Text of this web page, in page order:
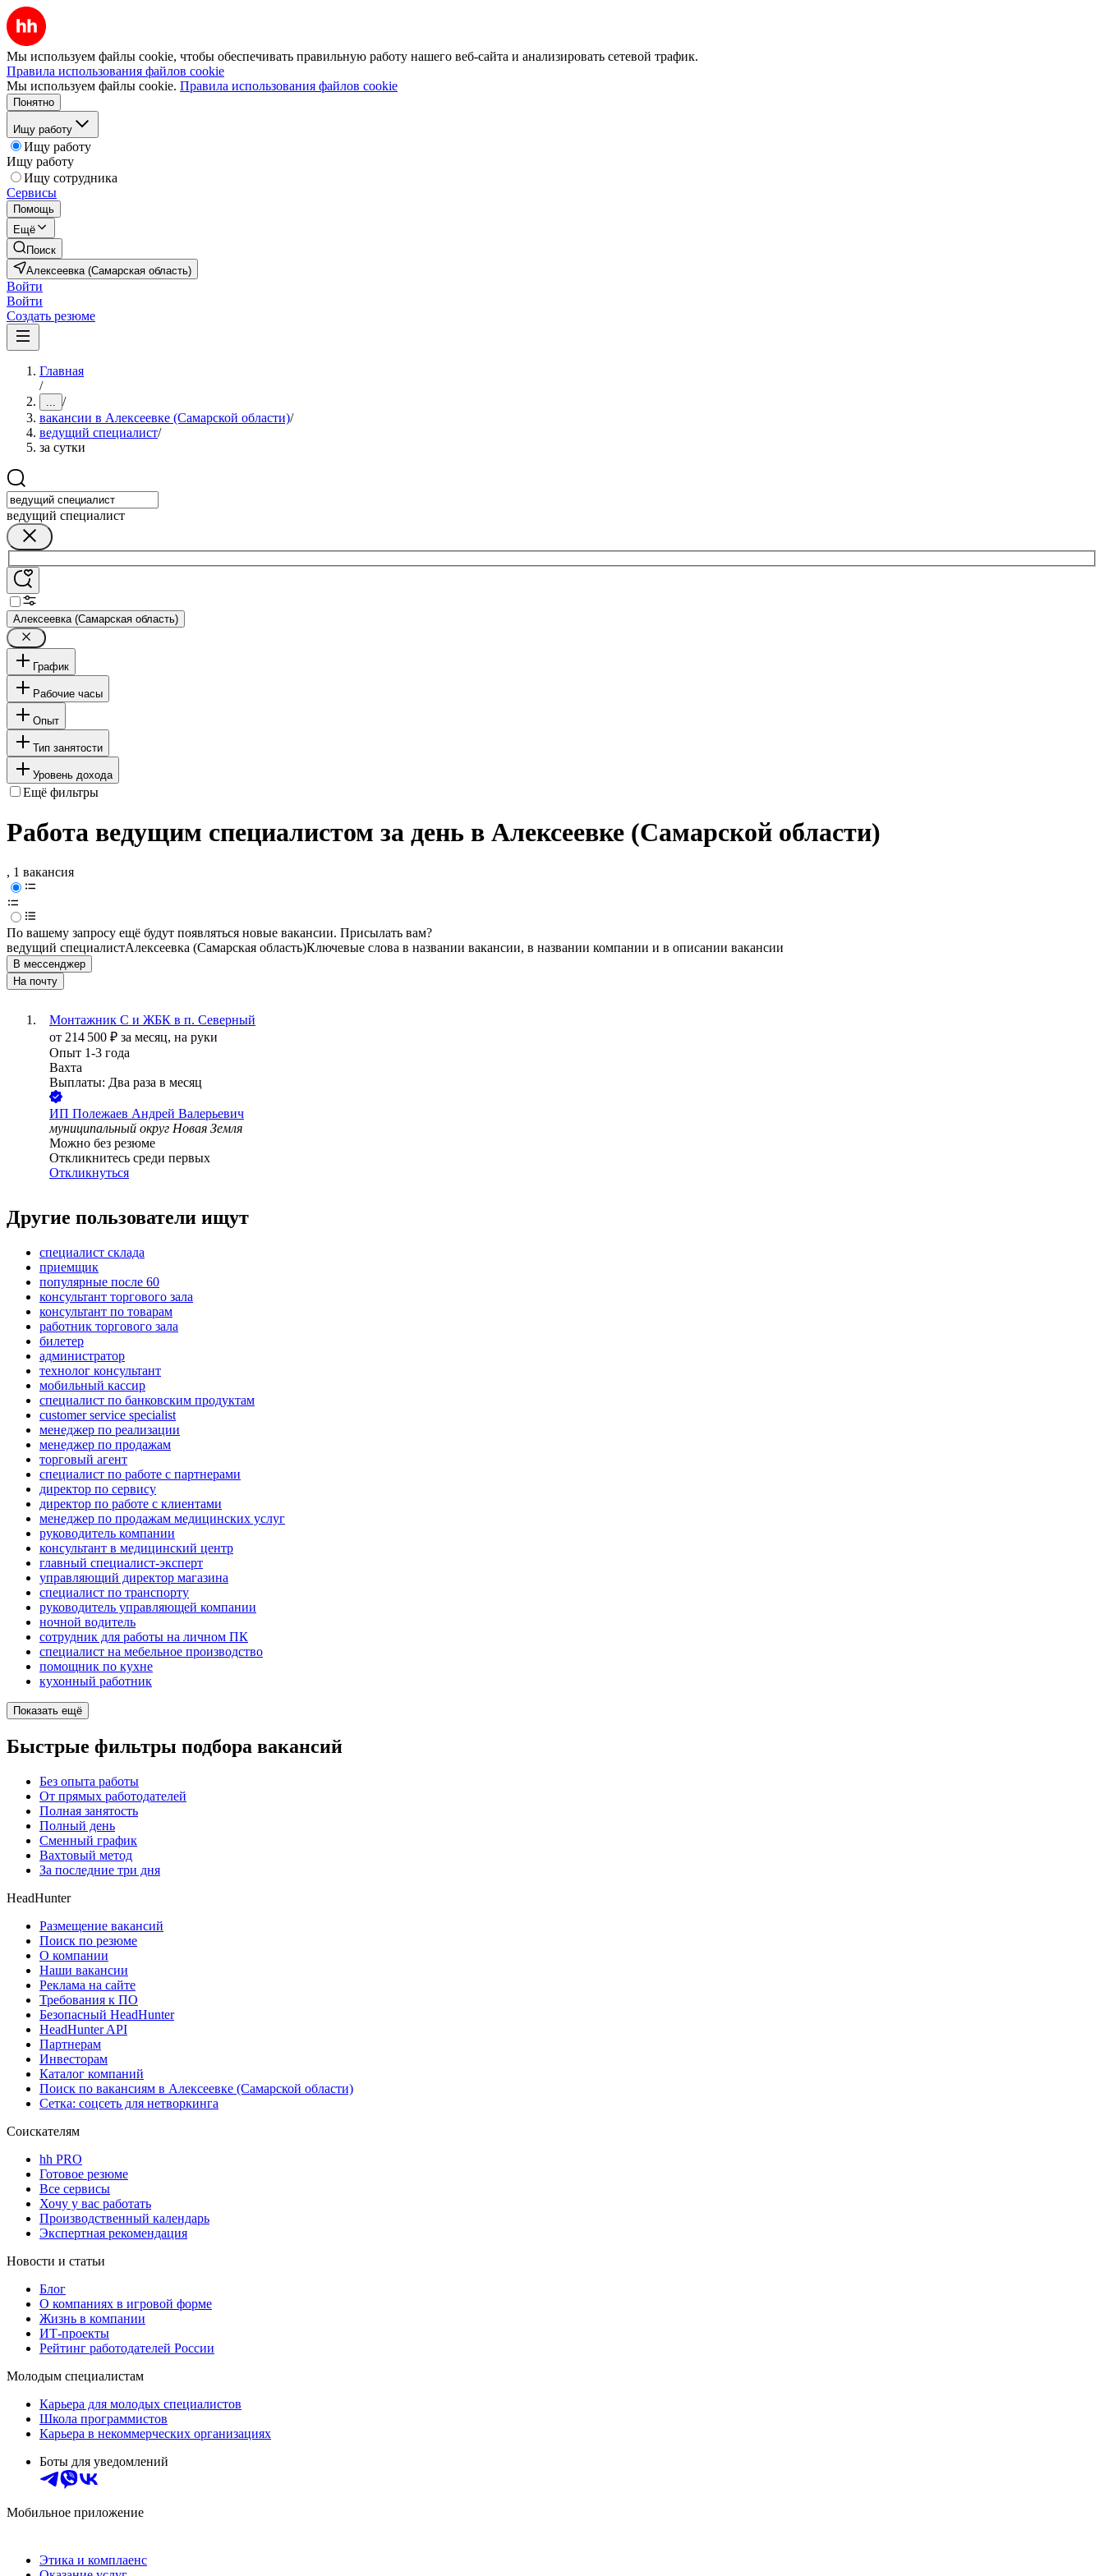
Мы используем файлы cookie, чтобы обеспечивать правильную работу нашего веб-сайта и анализировать сетевой трафик.
Правила использования файлов cookie
Мы используем файлы cookie. Правила использования файлов cookie
Понятно
Ищу работу
Ищу работу
Ищу работу
Ищу сотрудника
Сервисы
Помощь
Ещё
Поиск
Алексеевка (Самарская область)
Войти
Войти
Создать резюме
Главная
/
... /
вакансии в Алексеевке (Самарской области)/
ведущий специалист/
за сутки
ведущий специалист
Алексеевка (Самарская область)
График
Рабочие часы
Опыт
Тип занятости
Уровень дохода
Ещё фильтры
Работа ведущим специалистом за день в Алексеевке (Самарской области)
, 1 вакансия
По вашему запросу ещё будут появляться новые вакансии. Присылать вам?
ведущий специалистАлексеевка (Самарская область)Ключевые слова в названии вакансии, в названии компании и в описании вакансии
В мессенджер
На почту
Монтажник С и ЖБК в п. Северный
от 214 500 ₽ за месяц, на руки
Опыт 1-3 года
Вахта
Выплаты: Два раза в месяц
ИП Полежаев Андрей Валерьевич
муниципальный округ Новая Земля
Можно без резюме
Откликнитесь среди первых
Откликнуться
Другие пользователи ищут
специалист склада
приемщик
популярные после 60
консультант торгового зала
консультант по товарам
работник торгового зала
билетер
администратор
технолог консультант
мобильный кассир
специалист по банковским продуктам
customer service specialist
менеджер по реализации
менеджер по продажам
торговый агент
специалист по работе с партнерами
директор по сервису
директор по работе с клиентами
менеджер по продажам медицинских услуг
руководитель компании
консультант в медицинский центр
главный специалист-эксперт
управляющий директор магазина
специалист по транспорту
руководитель управляющей компании
ночной водитель
сотрудник для работы на личном ПК
специалист на мебельное производство
помощник по кухне
кухонный работник
Показать ещё
Быстрые фильтры подбора вакансий
Без опыта работы
От прямых работодателей
Полная занятость
Полный день
Сменный график
Вахтовый метод
За последние три дня
HeadHunter
Размещение вакансий
Поиск по резюме
О компании
Наши вакансии
Реклама на сайте
Требования к ПО
Безопасный HeadHunter
HeadHunter API
Партнерам
Инвесторам
Каталог компаний
Поиск по вакансиям в Алексеевке (Самарской области)
Сетка: соцсеть для нетворкинга
Соискателям
hh PRO
Готовое резюме
Все сервисы
Хочу у вас работать
Производственный календарь
Экспертная рекомендация
Новости и статьи
Блог
О компаниях в игровой форме
Жизнь в компании
ИТ-проекты
Рейтинг работодателей России
Молодым специалистам
Карьера для молодых специалистов
Школа программистов
Карьера в некоммерческих организациях
Боты для уведомлений
Мобильное приложение
Этика и комплаенс